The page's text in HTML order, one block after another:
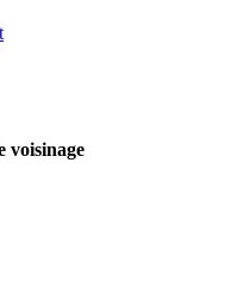
voisinage